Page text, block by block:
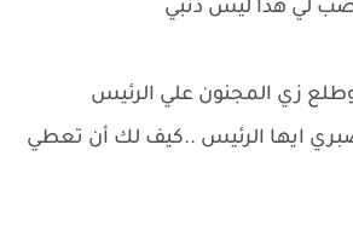
لي هذا ليس ذنبي
زي المجنون علي الرئيس
صبري ايها الرئيس ..كيف لك أن تعطي